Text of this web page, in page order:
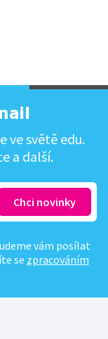
ve světě edu.
a další.
vám posílat
se zpracováním